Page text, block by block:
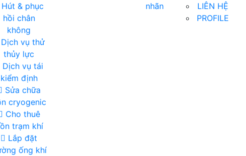
Hút & phục
hồi chân
không
Dịch vụ thử
thủy lực
Dịch vụ tái
kiểm định
Sửa chữa
cryogenic
Cho thuê
trạm khí
Lắp đặt
ống khí
nhãn
LIÊN HỆ
PROFILE